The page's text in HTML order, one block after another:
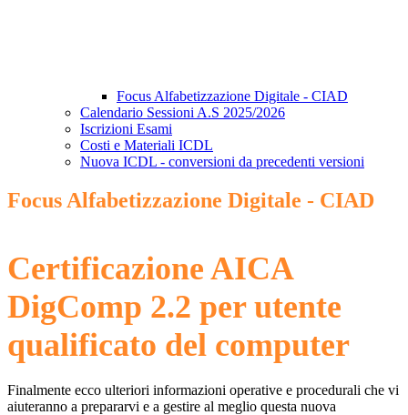
Focus Alfabetizzazione Digitale - CIAD
Calendario Sessioni A.S 2025/2026
Iscrizioni Esami
Costi e Materiali ICDL
Nuova ICDL - conversioni da precedenti versioni
Focus Alfabetizzazione Digitale - CIAD
Certificazione AICA
DigComp 2.2 per utente
qualificato del computer
Finalmente ecco ulteriori informazioni operative e procedurali che vi
aiuteranno a prepararvi e a gestire al meglio questa nuova